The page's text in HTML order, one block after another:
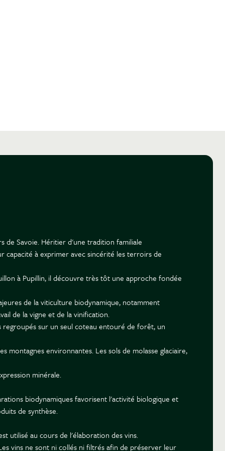
de Savoie. Héritier d'une tradition familiale
à exprimer avec sincérité les terroirs de
à Pupillin, il découvre très tôt une approche fondée
de la viticulture biodynamique, notamment
de la vigne et de la vinification.
sur un seul coteau entouré de forêt, un
environnantes. Les sols de molasse glaciaire,
minérale.
biodynamiques favorisent l'activité biologique et
de synthèse.
utilisé au cours de l'élaboration des vins.
vins ne sont ni collés ni filtrés afin de préserver leur